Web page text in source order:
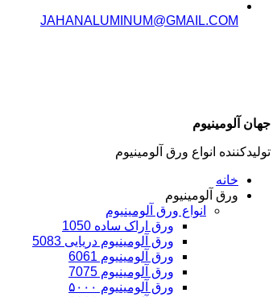
JAHANALUMINUM@GMAIL.COM
جهان آلومینیوم
تولیدکننده انواع ورق آلومینیوم
خانه
ورق آلومینیوم
انواع ورق آلومینیوم
ورق اراک ساده 1050
ورق آلومینیوم دریایی 5083
ورق آلومینیوم 6061
ورق آلومینیوم 7075
ورق آلومینیوم ۵۰۰۰